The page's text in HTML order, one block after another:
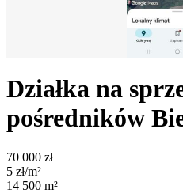
Działka na
pośredników
70 000 zł
5 zł/m²
14 500 m²